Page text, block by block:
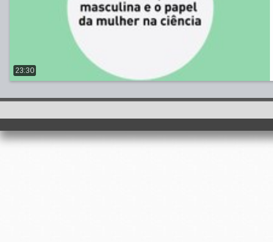
23:30